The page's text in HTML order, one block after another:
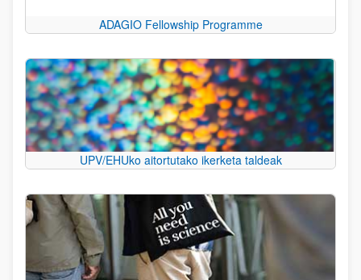
ADAGIO Fellowship Programme
UPV/EHUko aitortutako ikerketa taldeak